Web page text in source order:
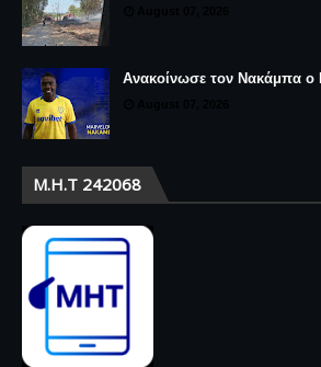
Ανακοίνωσε τον Νακάμπα ο
Μ.Η.Τ 242068